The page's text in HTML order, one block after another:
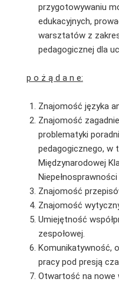
przygotowywaniu
edukacyjnych,
warsztatów z
pedagogicznej dla
p o ż ą d a n e:
Znajomość języka
Znajomość
problematyki
pedagogicznego, w
Międzynarodowej
Znajomość
Znajomość
Umiejętność
zespołowej.
Komunikatywność,
pracy pod presją
Otwartość na nowe